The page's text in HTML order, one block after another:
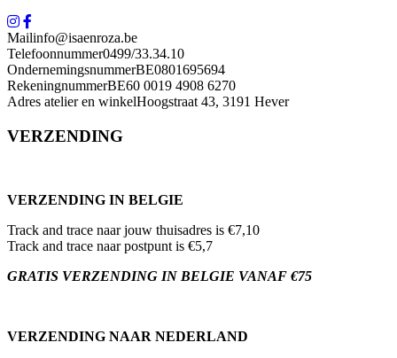
Mailinfo@isaenroza.be
Telefoonnummer0499/33.34.10
OndernemingsnummerBE0801695694
RekeningnummerBE60 0019 4908 6270
Adres atelier en winkelHoogstraat 43, 3191 Hever
VERZENDING
VERZENDING IN BELGIE
Track and trace naar jouw thuisadres is €7,10
Track and trace naar postpunt is €5,7
GRATIS VERZENDING IN BELGIE VANAF €75
VERZENDING NAAR NEDERLAND